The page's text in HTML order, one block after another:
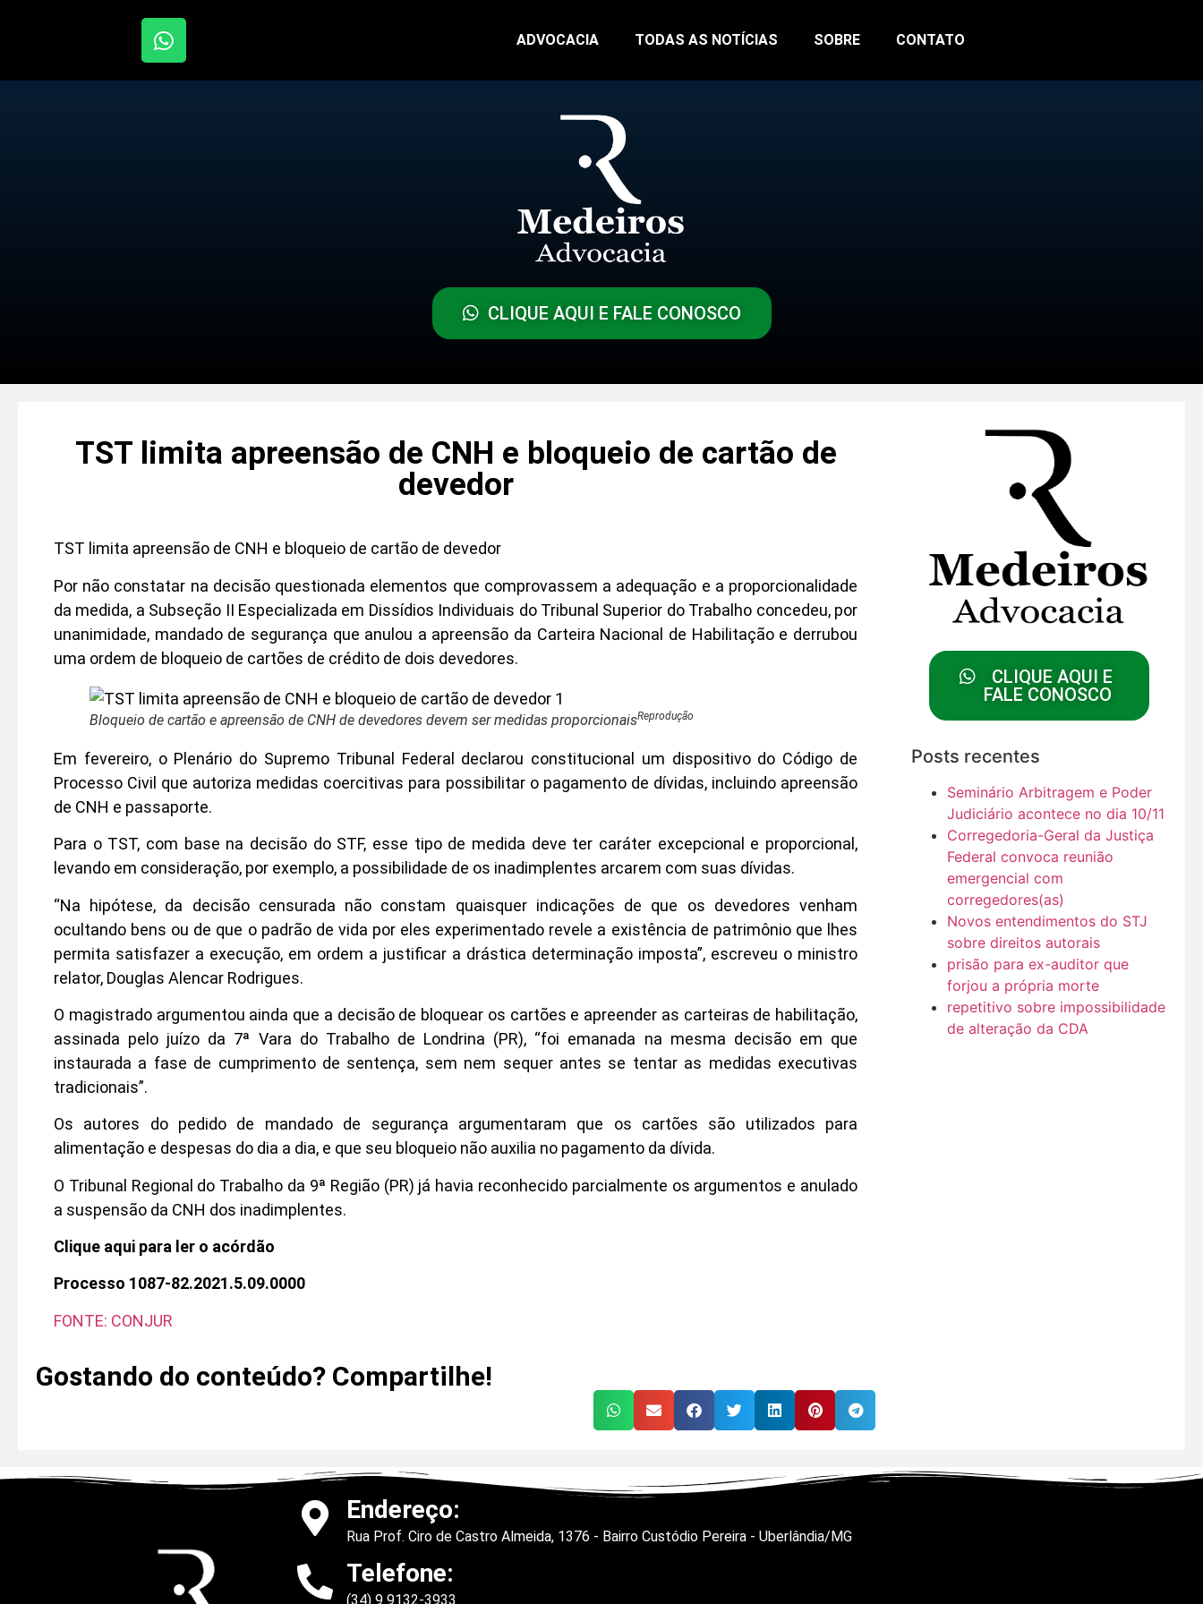
ADVOCACIA TODAS AS NOTÍCIAS SOBRE CONTATO
CLIQUE AQUI E FALE CONOSCO
TST limita apreensão de CNH e bloqueio de cartão de
devedor
TST limita apreensão de CNH e bloqueio de cartão de devedor
Por não constatar na decisão questionada elementos que comprovassem a adequação e a proporcionalidade
da medida, a Subseção II Especializada em Dissídios Individuais do Tribunal Superior do Trabalho concedeu, por
unanimidade, mandado de segurança que anulou a apreensão da Carteira Nacional de Habilitação e derrubou
uma ordem de bloqueio de cartões de crédito de dois devedores.
Bloqueio de cartão e apreensão de CNH de devedores devem ser medidas proporcionaisReprodução
Em fevereiro, o Plenário do Supremo Tribunal Federal declarou constitucional um dispositivo do Código de
Processo Civil que autoriza medidas coercitivas para possibilitar o pagamento de dívidas, incluindo apreensão
de CNH e passaporte.
Para o TST, com base na decisão do STF, esse tipo de medida deve ter caráter excepcional e proporcional,
levando em consideração, por exemplo, a possibilidade de os inadimplentes arcarem com suas dívidas.
“Na hipótese, da decisão censurada não constam quaisquer indicações de que os devedores venham
ocultando bens ou de que o padrão de vida por eles experimentado revele a existência de patrimônio que lhes
permita satisfazer a execução, em ordem a justificar a drástica determinação imposta”, escreveu o ministro
relator, Douglas Alencar Rodrigues.
O magistrado argumentou ainda que a decisão de bloquear os cartões e apreender as carteiras de habilitação,
assinada pelo juízo da 7ª Vara do Trabalho de Londrina (PR), “foi emanada na mesma decisão em que
instaurada a fase de cumprimento de sentença, sem nem sequer antes se tentar as medidas executivas
tradicionais”.
Os autores do pedido de mandado de segurança argumentaram que os cartões são utilizados para
alimentação e despesas do dia a dia, e que seu bloqueio não auxilia no pagamento da dívida.
O Tribunal Regional do Trabalho da 9ª Região (PR) já havia reconhecido parcialmente os argumentos e anulado
a suspensão da CNH dos inadimplentes.
Clique aqui para ler o acórdão
Processo 1087-82.2021.5.09.0000
FONTE: CONJUR
Gostando do conteúdo? Compartilhe!
CLIQUE AQUI E
FALE CONOSCO
Posts recentes
Seminário Arbitragem e Poder
Judiciário acontece no dia 10/11
Corregedoria-Geral da Justiça
Federal convoca reunião
emergencial com
corregedores(as)
Novos entendimentos do STJ
sobre direitos autorais
prisão para ex-auditor que
forjou a própria morte
repetitivo sobre impossibilidade
de alteração da CDA
Endereço:
Rua Prof. Ciro de Castro Almeida, 1376 - Bairro Custódio Pereira - Uberlândia/MG
Telefone:
(34) 9 9132-3933